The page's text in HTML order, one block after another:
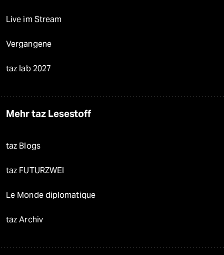
Live im Stream
Vergangene
taz lab 2027
Mehr taz Lesestoff
taz Blogs
taz FUTURZWEI
Le Monde diplomatique
taz Archiv